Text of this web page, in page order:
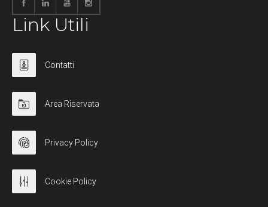
Link Utili
Contatti
Area Riservata
Privacy Policy
Cookie Policy